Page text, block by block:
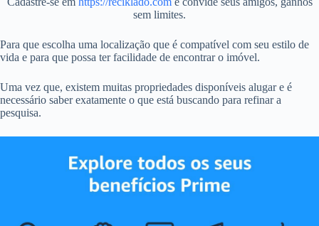
sem limites.
Para que escolha uma localização que é compatível com seu estilo de
vida e para que possa ter facilidade de encontrar o imóvel.
Uma vez que, existem muitas propriedades disponíveis alugar e é
necessário saber exatamente o que está buscando para refinar a
pesquisa.